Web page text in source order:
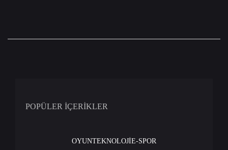
POPÜLER İÇERİKLER
OYUNTEKNOLOJİE-SPOR